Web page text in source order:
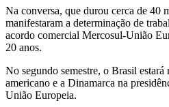
Na conversa, que durou cerca de 40
manifestaram a determinação de
acordo comercial Mercosul-União
20 anos.
No segundo semestre, o Brasil
americano e a Dinamarca na
União Europeia.